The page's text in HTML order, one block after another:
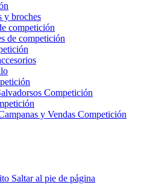
y broches
competición
de competición
Competición
y Vendas Competición
Saltar al pie de página